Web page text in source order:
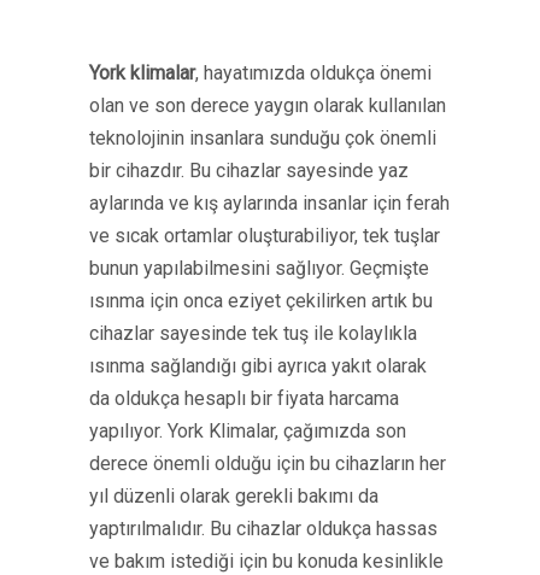
York klimalar, hayatımızda oldukça önemi
olan ve son derece yaygın olarak kullanılan
teknolojinin insanlara sunduğu çok önemli
bir cihazdır. Bu cihazlar sayesinde yaz
aylarında ve kış aylarında insanlar için ferah
ve sıcak ortamlar oluşturabiliyor, tek tuşlar
bunun yapılabilmesini sağlıyor. Geçmişte
ısınma için onca eziyet çekilirken artık bu
cihazlar sayesinde tek tuş ile kolaylıkla
ısınma sağlandığı gibi ayrıca yakıt olarak
da oldukça hesaplı bir fiyata harcama
yapılıyor. York Klimalar, çağımızda son
derece önemli olduğu için bu cihazların her
yıl düzenli olarak gerekli bakımı da
yaptırılmalıdır. Bu cihazlar oldukça hassas
ve bakım istediği için bu konuda kesinlikle